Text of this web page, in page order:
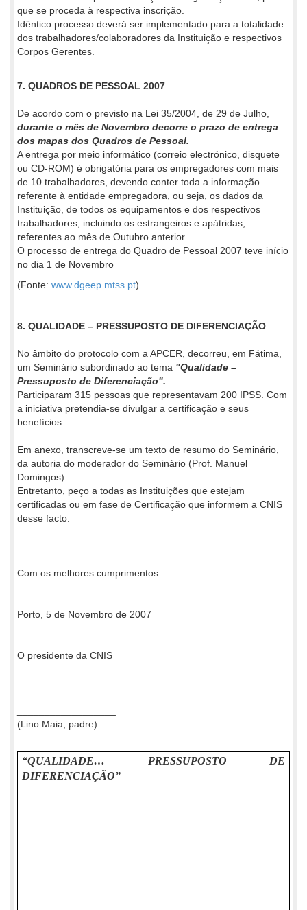
que se proceda à respectiva inscrição.
Idêntico processo deverá ser implementado para a totalidade
dos trabalhadores/colaboradores da Instituição e respectivos
Corpos Gerentes.
7. QUADROS DE PESSOAL 2007
De acordo com o previsto na Lei 35/2004, de 29 de Julho,
durante o mês de Novembro decorre o prazo de entrega
dos mapas dos Quadros de Pessoal.
A entrega por meio informático (correio electrónico, disquete
ou CD-ROM) é obrigatória para os empregadores com mais
de 10 trabalhadores, devendo conter toda a informação
referente à entidade empregadora, ou seja, os dados da
Instituição, de todos os equipamentos e dos respectivos
trabalhadores, incluindo os estrangeiros e apátridas,
referentes ao mês de Outubro anterior.
O processo de entrega do Quadro de Pessoal 2007 teve início
no dia 1 de Novembro
(Fonte: www.dgeep.mtss.pt)
8. QUALIDADE – PRESSUPOSTO DE DIFERENCIAÇÃO
No âmbito do protocolo com a APCER, decorreu, em Fátima,
um Seminário subordinado ao tema "Qualidade –
Pressuposto de Diferenciação".
Participaram 315 pessoas que representavam 200 IPSS. Com
a iniciativa pretendia-se divulgar a certificação e seus
benefícios.
Em anexo, transcreve-se um texto de resumo do Seminário,
da autoria do moderador do Seminário (Prof. Manuel
Domingos).
Entretanto, peço a todas as Instituições que estejam
certificadas ou em fase de Certificação que informem a CNIS
desse facto.
Com os melhores cumprimentos
Porto, 5 de Novembro de 2007
O presidente da CNIS
(Lino Maia, padre)
“QUALIDADE… PRESSUPOSTO DE
DIFERENCIAÇÃO”